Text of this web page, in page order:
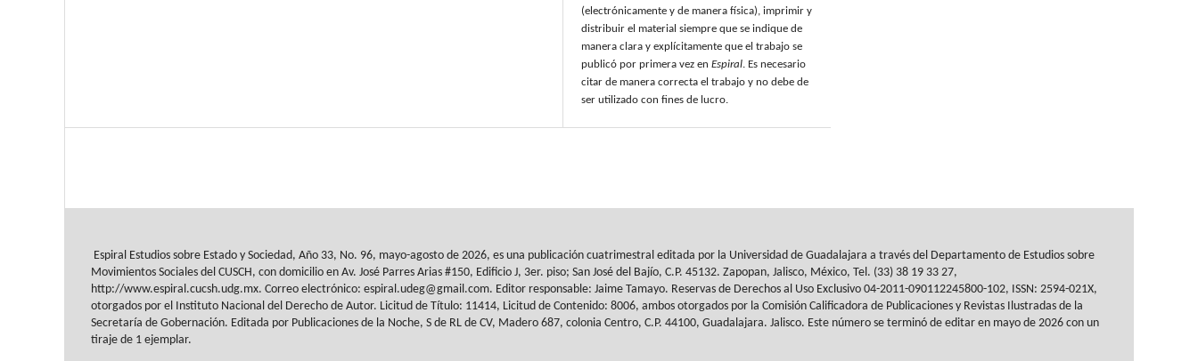
(electrónicamente y de manera física), imprimir y
distribuir el material siempre que se indique de
manera clara y explícitamente que el trabajo se
publicó por primera vez enEspiral. Es necesario
citar de manera correcta el trabajo y no debe de
ser utilizado con fines de lucro.
Espiral Estudios sobre Estado y Sociedad, Año 33, No. 96, mayo-agosto de 2026, es una publicación cuatrimestral editada por la Universidad de Guadalajara a través del Departamento de Estudios sobre
Movimientos Sociales del CUSCH , con domicilio en Av. José Parres Arias #150, Edificio J, 3er. piso; San José del Bajío, C.P. 45132. Zapopan, Jalisco, México, Tel. (33) 38 19 33 27,
http://www.espiral.cucsh.udg.mx. Correo electrónico: espiral.udeg@gmail.com. Editor responsable: Jaime Tamayo. Reservas de Derechos al Uso Exclusivo 04-2011-090112245800-102, ISSN: 2594-021X,
otorgados por el Instituto Nacional del Derecho de Autor. Licitud de Título: 11414, Licitud de Contenido: 8006, ambos otorgados por la Comisión Calificadora de Publicaciones y Revistas Ilustradas de la
Secretaría de Gobernación. Editada por Publicaciones de la Noche, S de RL de CV, Madero 687, colonia Centro, C.P. 44100, Guadalajara. Jalisco. Este número se terminó de editar en mayo de 2026 con un
tiraje de 1 ejemplar.